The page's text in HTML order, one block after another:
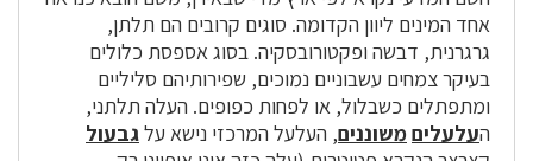
אחד המינים ליוון הקדומה. סוגים קרובים הם תלתן,
גרגרנית, דבשה ופקטורובסקיה. בסוג אספסת כלולים
בעיקר צמחים עשבוניים נמוכים, שפירותיהם סליליים
ומתפתלים כשבלול, או לפחות כפופים. העלה תלתני,
העלעליםמשוננים, העלעל המרכזי נישא עלגבעול